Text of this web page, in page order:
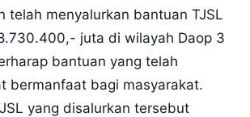
telah menyalurkan bantuan TJSL
juta di wilayah Daop 3
bantuan yang telah
bermanfaat bagi masyarakat.
yang disalurkan tersebut